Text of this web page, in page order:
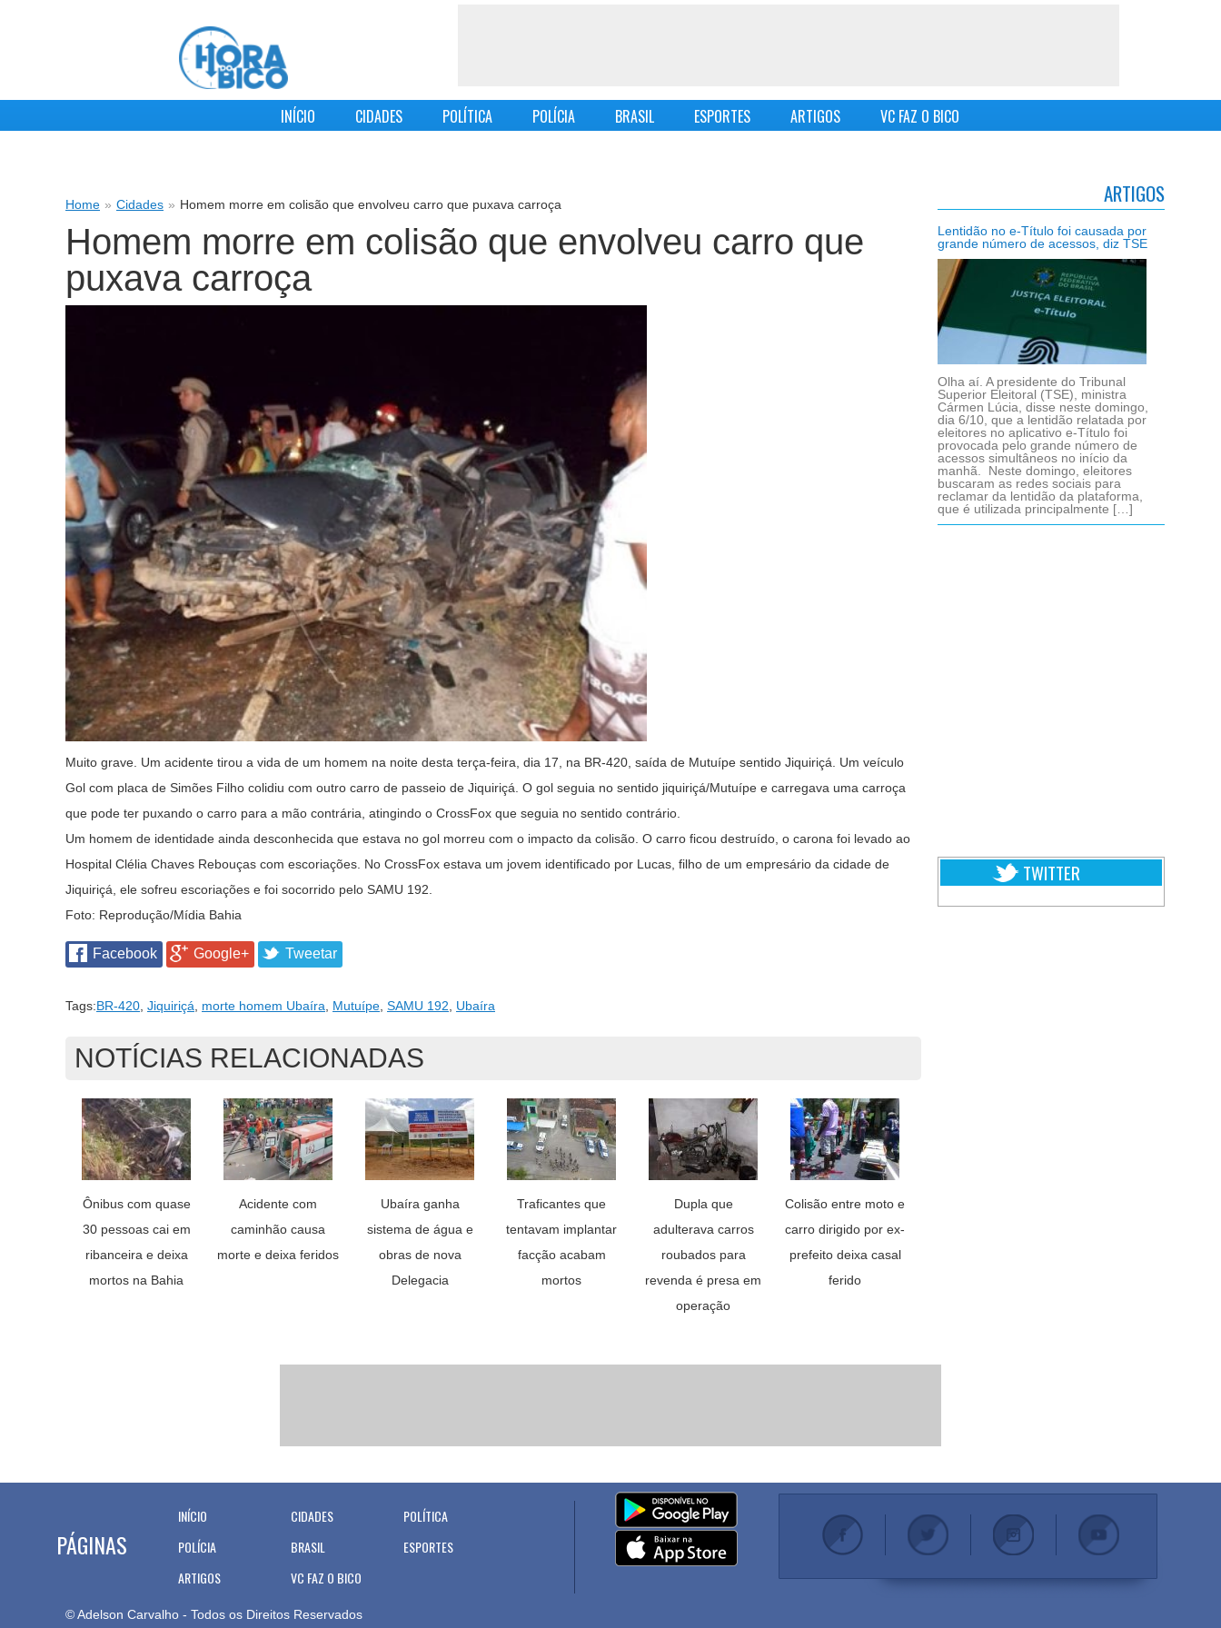
INÍCIO CIDADES POLÍTICA POLÍCIA BRASIL ESPORTES ARTIGOS VC FAZ O BICO
Home » Cidades » Homem morre em colisão que envolveu carro que puxava carroça
Homem morre em colisão que envolveu carro que
puxava carroça
Muito grave. Um acidente tirou a vida de um homem na noite desta terça-feira, dia 17, na BR-420, saída de Mutuípe sentido Jiquiriçá. Um veículo
Gol com placa de Simões Filho colidiu com outro carro de passeio de Jiquiriçá. O gol seguia no sentido jiquiriçá/Mutuípe e carregava uma carroça
que pode ter puxando o carro para a mão contrária, atingindo o CrossFox que seguia no sentido contrário.
Um homem de identidade ainda desconhecida que estava no gol morreu com o impacto da colisão. O carro ficou destruído, o carona foi levado ao
Hospital Clélia Chaves Rebouças com escoriações. No CrossFox estava um jovem identificado por Lucas, filho de um empresário da cidade de
Jiquiriçá, ele sofreu escoriações e foi socorrido pelo SAMU 192.
Foto: Reprodução/Mídia Bahia
Facebook Google+ Tweetar
Tags:BR-420 Jiquiriçá morte homem Ubaíra Mutuípe SAMU 192 Ubaíra
NOTÍCIAS RELACIONADAS
Ônibus com quase
30 pessoas cai em
ribanceira e deixa
mortos na Bahia
Acidente com
caminhão causa
morte e deixa feridos
Ubaíra ganha
sistema de água e
obras de nova
Delegacia
Traficantes que
tentavam implantar
facção acabam
mortos
Dupla que
adulterava carros
roubados para
revenda é presa em
operação
Colisão entre moto e
carro dirigido por ex-
prefeito deixa casal
ferido
ARTIGOS
Lentidão no e-Título foi causada por
grande número de acessos, diz TSE
Olha aí. A presidente do Tribunal
Superior Eleitoral (TSE), ministra
Cármen Lúcia, disse neste domingo,
dia 6/10, que a lentidão relatada por
eleitores no aplicativo e-Título foi
provocada pelo grande número de
acessos simultâneos no início da
manhã. Neste domingo, eleitores
buscaram as redes sociais para
reclamar da lentidão da plataforma,
que é utilizada principalmente […]
TWITTER
PÁGINAS
INÍCIO CIDADES
POLÍTICA
POLÍCIA
BRASIL
ESPORTES
ARTIGOS
VC FAZ O BICO
© Adelson Carvalho - Todos os Direitos Reservados